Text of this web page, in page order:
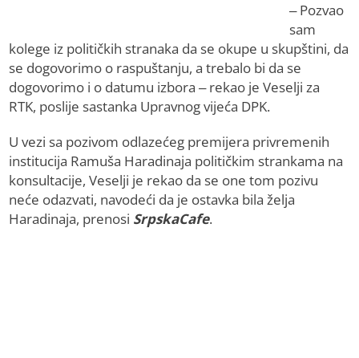
– Pozvao
sam
kolege iz političkih stranaka da se okupe u skupštini, da
se dogovorimo o raspuštanju, a trebalo bi da se
dogovorimo i o datumu izbora – rekao je Veselji za
RTK, poslije sastanka Upravnog vijeća DPK.
U vezi sa pozivom odlazećeg premijera privremenih
institucija Ramuša Haradinaja političkim strankama na
konsultacije, Veselji je rekao da se one tom pozivu
neće odazvati, navodeći da je ostavka bila želja
Haradinaja, prenosi SrpskaCafe.